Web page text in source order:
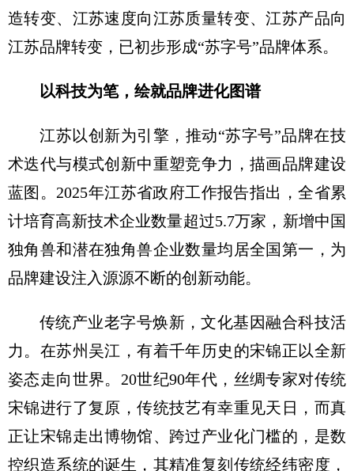
造转变、江苏速度向江苏质量转变、江苏产品向
江苏品牌转变，已初步形成“苏字号”品牌体系。
以科技为笔， 绘就品牌进化图谱
江苏以创新为引擎，推动“苏字号”品牌在技
术迭代与模式创新中重塑竞争力，描画品牌建设
蓝图。2025年江苏省政府工作报告指出，全省累
计培育高新技术企业数量超过5.7万家，新增中国
独角兽和潜在独角兽企业数量均居全国第一，为
品牌建设注入源源不断的创新动能。
传统产业老字号焕新，文化基因融合科技活
力。在苏州吴江，有着千年历史的宋锦正以全新
姿态走向世界。20世纪90年代，丝绸专家对传统
宋锦进行了复原，传统技艺有幸重见天日，而真
正让宋锦走出博物馆、跨过产业化门槛的，是数
控织造系统的诞生，其精准复刻传统经纬密度，